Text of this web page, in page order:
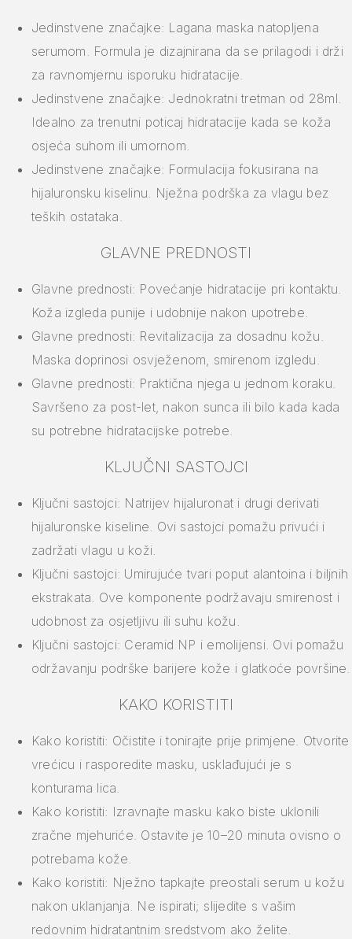
Jedinstvene značajke: Lagana maska natopljena
serumom. Formula je dizajnirana da se prilagodi i drži
za ravnomjernu isporuku hidratacije.
Jedinstvene značajke: Jednokratni tretman od 28ml.
Idealno za trenutni poticaj hidratacije kada se koža
osjeća suhom ili umornom.
Jedinstvene značajke: Formulacija fokusirana na
hijaluronsku kiselinu. Nježna podrška za vlagu bez
teških ostataka.
GLAVNE PREDNOSTI
Glavne prednosti: Povećanje hidratacije pri kontaktu.
Koža izgleda punije i udobnije nakon upotrebe.
Glavne prednosti: Revitalizacija za dosadnu kožu.
Maska doprinosi osvježenom, smirenom izgledu.
Glavne prednosti: Praktična njega u jednom koraku.
Savršeno za post-let, nakon sunca ili bilo kada kada
su potrebne hidratacijske potrebe.
KLJUČNI SASTOJCI
Ključni sastojci: Natrijev hijaluronat i drugi derivati
hijaluronske kiseline. Ovi sastojci pomažu privući i
zadržati vlagu u koži.
Ključni sastojci: Umirujuće tvari poput alantoina i biljnih
ekstrakata. Ove komponente podržavaju smirenost i
udobnost za osjetljivu ili suhu kožu.
Ključni sastojci: Ceramid NP i emolijensi. Ovi pomažu
održavanju podrške barijere kože i glatkoće površine.
KAKO KORISTITI
Kako koristiti: Očistite i tonirajte prije primjene. Otvorite
vrećicu i rasporedite masku, usklađujući je s
konturama lica.
Kako koristiti: Izravnajte masku kako biste uklonili
zračne mjehuriće. Ostavite je 10–20 minuta ovisno o
potrebama kože.
Kako koristiti: Nježno tapkajte preostali serum u kožu
nakon uklanjanja. Ne ispirati; slijedite s vašim
redovnim hidratantnim sredstvom ako želite.